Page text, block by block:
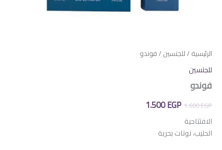
الرئيسية /للجنسين / فوندو
للجنسين
فوندو
1.600EGP
السعر
هو:
1.500EGP
الافتتاحية
الحليب، نوتات بحرية